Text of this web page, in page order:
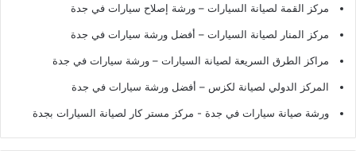
مركز القمة لصيانة السيارات – ورشة إصلاح سيارات في جدة
مركز المنار لصيانة السيارات – أفضل ورشة سيارات في جدة
مراكز الطرق السريعة لصيانة السيارات – ورشة سيارات في جدة
المركز الدولي لصيانة لكزس – أفضل ورشة سيارات في جدة
ورشة صيانة سيارات في جدة - مركز مستر كار لصيانة السيارات بجدة